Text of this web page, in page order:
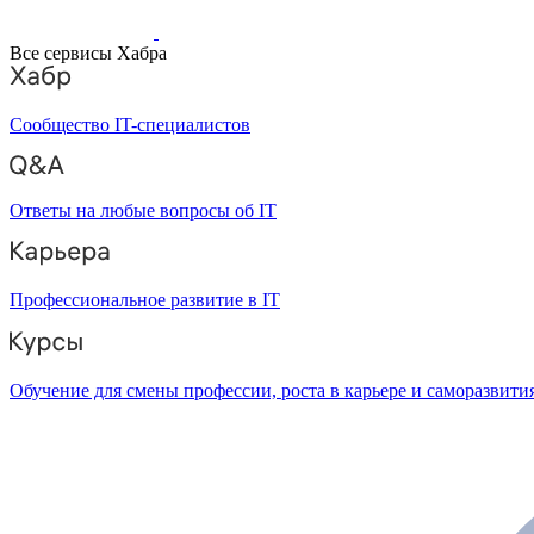
Все сервисы Хабра
Сообщество IT-специалистов
Ответы на любые вопросы об IT
Профессиональное развитие в IT
Обучение для смены профессии, роста в карьере и